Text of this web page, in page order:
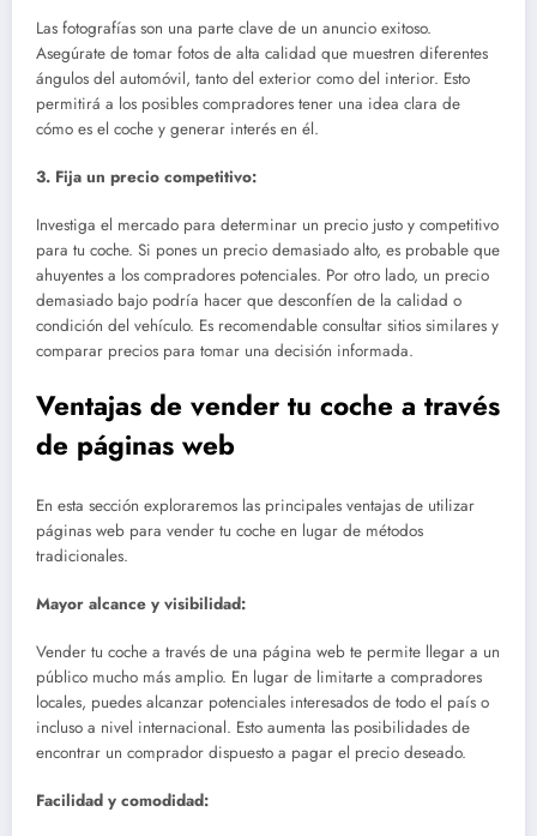
Las fotografías son una parte clave de un anuncio exitoso.
Asegúrate de tomar fotos de alta calidad que muestren diferentes
ángulos del automóvil, tanto del exterior como del interior. Esto
permitirá a los posibles compradores tener una idea clara de
cómo es el coche y generar interés en él.
3. Fija un precio competitivo:
Investiga el mercado para determinar un precio justo y competitivo
para tu coche. Si pones un precio demasiado alto, es probable que
ahuyentes a los compradores potenciales. Por otro lado, un precio
demasiado bajo podría hacer que desconfíen de la calidad o
condición del vehículo. Es recomendable consultar sitios similares y
comparar precios para tomar una decisión informada.
Ventajas de vender tu coche a través
de páginas web
En esta sección exploraremos las principales ventajas de utilizar
páginas web para vender tu coche en lugar de métodos
tradicionales.
Mayor alcance y visibilidad:
Vender tu coche a través de una página web te permite llegar a un
público mucho más amplio. En lugar de limitarte a compradores
locales, puedes alcanzar potenciales interesados de todo el país o
incluso a nivel internacional. Esto aumenta las posibilidades de
encontrar un comprador dispuesto a pagar el precio deseado.
Facilidad y comodidad: